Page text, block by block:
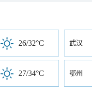
26/32°C 武汉
27/34°C 鄂州